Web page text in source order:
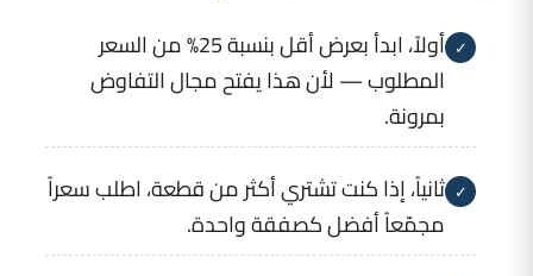
✓
أولاً، ابدأ بعرض أقل بنسبة 25% من السعر
المطلوب — لأن هذا يفتح مجال التفاوض
بمرونة.
✓ ثانياً، إذا كنت تشتري أكثر من قطعة، اطلب سعراً
مجمّعاً أفضل كصفقة واحدة.